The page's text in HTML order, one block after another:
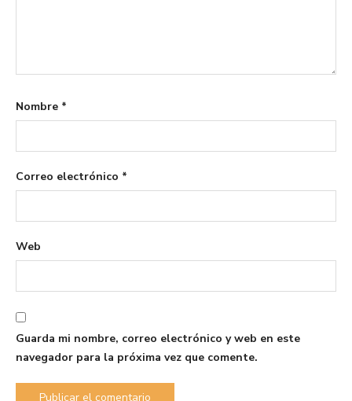
Nombre *
Correo electrónico *
Web
Guarda mi nombre, correo electrónico y web en este
navegador para la próxima vez que comente.